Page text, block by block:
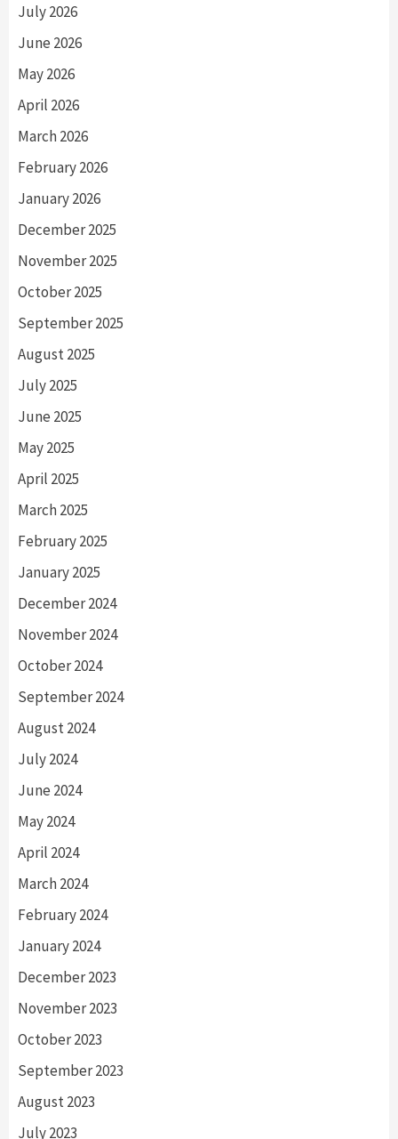
July 2026
June 2026
May 2026
April 2026
March 2026
February 2026
January 2026
December 2025
November 2025
October 2025
September 2025
August 2025
July 2025
June 2025
May 2025
April 2025
March 2025
February 2025
January 2025
December 2024
November 2024
October 2024
September 2024
August 2024
July 2024
June 2024
May 2024
April 2024
March 2024
February 2024
January 2024
December 2023
November 2023
October 2023
September 2023
August 2023
July 2023